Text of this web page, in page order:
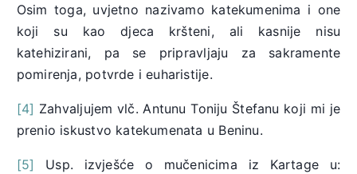
Osim toga, uvjetno nazivamo katekumenima i one
koji su kao djeca kršteni, ali kasnije nisu
katehizirani, pa se pripravljaju za sakramente
pomirenja, potvrde i euharistije.
[4] Zahvaljujem vlč. Antunu Toniju Štefanu koji mi je
prenio iskustvo katekumenata u Beninu.
[5]
Usp. izvješće o mučenicima iz Kartage u: